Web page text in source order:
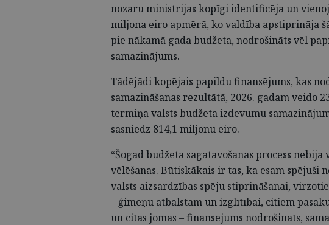
nozaru ministrijas kopīgi identificēja un
miljona eiro apmērā, ko valdība apstiprināja
pie nākamā gada budžeta, nodrošināts vēl
samazinājums.
Tādējādi kopējais papildu finansējums, kas
samazināšanas rezultātā, 2026. gadam veido
termiņa valsts budžeta izdevumu
sasniedz 814,1 miljonu eiro.
“Šogad budžeta sagatavošanas process
vēlēšanas. Būtiskākais ir tas, ka esam spējuši
valsts aizsardzības spēju stiprināšanai,
– ģimeņu atbalstam un izglītībai, citiem
un citās jomās – finansējums nodrošināts,